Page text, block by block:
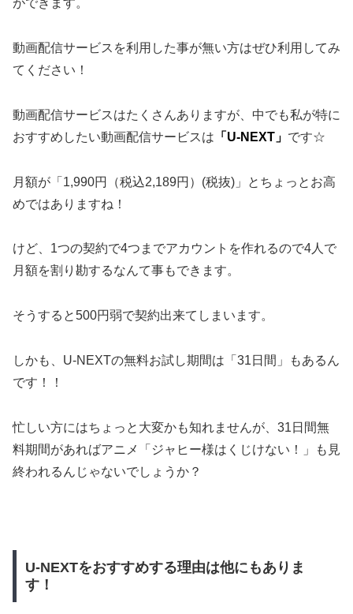
ができます。
動画配信サービスを利用した事が無い方はぜひ利用してみ
てください！
動画配信サービスはたくさんありますが、中でも私が特に
おすすめしたい動画配信サービスは 「U-NEXT」 です☆
月額が「1,990円（税込2,189円）(税抜)」とちょっとお高
めではありますね！
けど、1つの契約で4つまでアカウントを作れるので4人で
月額を割り勘するなんて事もできます。
そうすると500円弱で契約出来てしまいます。
しかも、U-NEXTの無料お試し期間は「31日間」もあるん
です！！
忙しい方にはちょっと大変かも知れませんが、31日間無
料期間があればアニメ「ジャヒー様はくじけない！」も見
終われるんじゃないでしょうか？
U-NEXTをおすすめする理由は他にもありま
す！